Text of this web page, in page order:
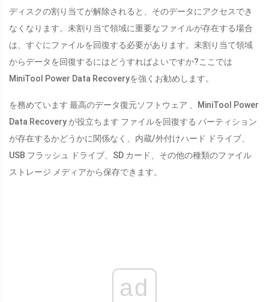
ディスクの割り当てが解除されると、そのデータにアクセスでき
なくなります。未割り当て領域に重要なファイルが存在する場合
は、すぐにファイルを回復する必要があります。未割り当て領域
からデータを回復するにはどうすればよいですか?ここでは
MiniTool Power Data Recoveryを強くお勧めします。
を務めています 最高のデータ復元ソフトウェア 、MiniTool Power
Data Recovery が役立ちます ファイルを回復する パーティション
が存在するかどうかに関係なく、内蔵/外付けハード ドライブ、
USB フラッシュ ドライブ、SD カード、その他の種類のファイル
ストレージ メディアから保存できます。
ad